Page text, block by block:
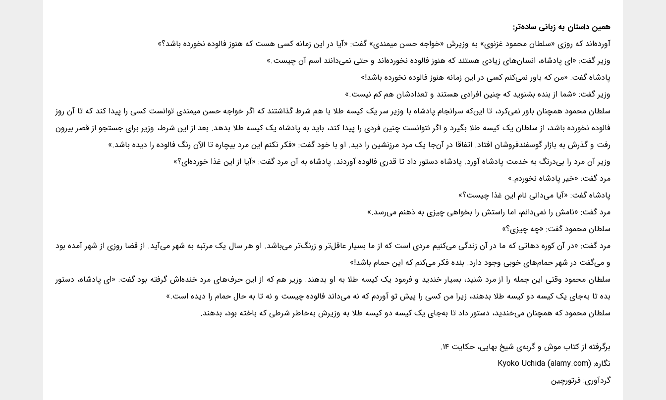
همین داستان به زبانی ساده‌تر:
آورده‌اند که روزی «سلطان محمود غزنوی» به وزیرش «خواجه حسن میمندی» گفت: «آیا در این زمانه کسی هست که هنوز فالوده نخورده باشد؟»
وزیر گفت: «ای پادشاه، انسان‌های زیادی هستند که هنوز فالوده نخورده‌اند و حتی نمی‌دانند اسم آن چیست.»
پادشاه گفت: «من که باور نمی‌کنم کسی در این زمانه هنوز فالوده نخورده باشد!»
وزیر گفت: «شما از بنده بشنوید که چنین افرادی هستند و تعدادشان هم کم نیست.»
سلطان محمود همچنان باور نمی‌کرد، تا این‌که سرانجام پادشاه با وزیر سر یک کیسه طلا با هم شرط گذاشتند که اگر خواجه حسن میمندی توانست کسی را پیدا کند که تا آن روز
فالوده نخورده باشد، از سلطان یک کیسه طلا بگیرد و اگر نتوانست چنین فردی را پیدا کند، باید به پادشاه یک کیسه طلا بدهد. بعد از این شرط، وزیر برای جستجو از قصر بیرون
رفت و گذرش به بازار گوسفندفروشان افتاد. اتفاقا در آن‌جا یک مرد مرزنشین را دید. او با خود گفت: «فکر نکنم این مرد بیچاره تا الآن رنگ فالوده را دیده باشد.»
وزیر آن مرد را بی‌درنگ به خدمت پادشاه آورد. پادشاه دستور داد تا قدری فالوده آوردند. پادشاه به آن مرد گفت: «آیا از این غذا خورده‌ای؟»
مرد گفت: «خیر پادشاه نخوردم.»
پادشاه گفت: «آیا می‌دانی نام این غذا چیست؟»
مرد گفت: «نامش را نمی‌دانم، اما راستش را بخواهی چیزی به ذهنم می‌رسد.»
سلطان محمود گفت: «چه چیزی؟»
مرد گفت: «در آن کوره دهاتی که ما در آن زندگی می‌کنیم مردی است که از ما بسیار عاقل‌تر و زرنگ‌تر می‌باشد. او هر سال یک مرتبه به شهر می‌آید. از قضا روزی از شهر آمده بود
و می‌گفت در شهر حمام‌های خوبی وجود دارد. بنده فکر می‌کنم که این حمام باشد!»
سلطان محمود وقتی این جمله را از مرد شنید، بسیار خندید و فرمود یک کیسه طلا به او بدهند. وزیر هم که از این حرف‌های مرد خنده‌اش گرفته بود گفت: «ای پادشاه، دستور
بده تا به‌جای یک کیسه دو کیسه طلا بدهند، زیرا من کسی را پیش تو آوردم که نه می‌داند فالوده چیست و نه تا به حال حمام را دیده است.»
سلطان محمود که همچنان می‌خندید، دستور داد تا به‌جای یک کیسه دو کیسه طلا به وزیرش به‌خاطر شرطی که باخته بود، بدهند.
برگرفته از کتاب موش و گربه‌ی شیخ بهایی، حکایت ۱۴.
نگاره: Kyoko Uchida (alamy.com)
گردآوری: فرتورچین